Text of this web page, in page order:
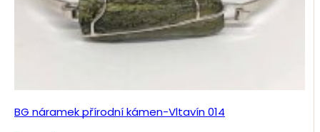
BG náramek přírodní kámen-Vltavín 014